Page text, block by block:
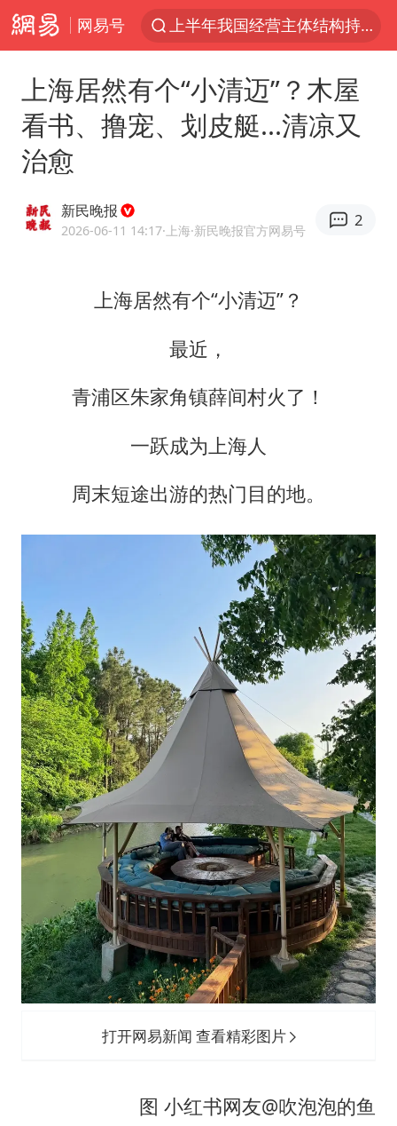
网易号
上半年我国经营主体结构持续优化
白海豚对华东华北影响会大于巴威
《披荆斩棘2026》阵容官宣
上海全力守护市民“菜篮子”
白海豚北上或致京津冀暴雨
《龙餐馆》 冲奖
存款市场为何两极分化
云南一男子胃中取出180颗铁钉
以军士兵把枪口对准中国记者
奋力开创中国式现代化建设新局面
上海居然有个“小清迈”？木屋
看书、撸宠、划皮艇...清凉又
治愈
新民晚报
2026-06-11 14:17·上海·新民晚报官方网易号
2
上海居然有个“小清迈”？
最近，
青浦区朱家角镇薛间村火了！
一跃成为上海人
周末短途出游的热门目的地。
打开网易新闻 查看精彩图片
图 小红书网友@吹泡泡的鱼